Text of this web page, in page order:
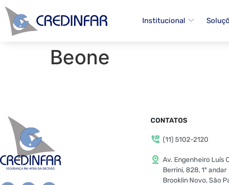
Institucional
Beone
CONTATOS
(11) 5102-2120
Av. Engenheiro Luís
Berrini, 828, 1º andar
Brooklin Novo, São